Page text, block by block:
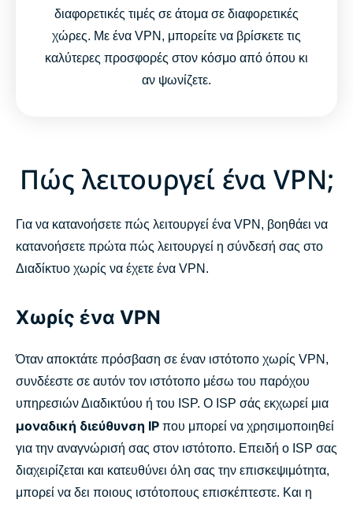
διαφορετικές τιμές σε άτομα σε διαφορετικές
χώρες. Με ένα VPN, μπορείτε να βρίσκετε τις
καλύτερες προσφορές στον κόσμο από όπου κι
αν ψωνίζετε.
Πώς λειτουργεί ένα VPN;
Για να κατανοήσετε πώς λειτουργεί ένα VPN, βοηθάει να
κατανοήσετε πρώτα πώς λειτουργεί η σύνδεσή σας στο
Διαδίκτυο χωρίς να έχετε ένα VPN.
Χωρίς ένα VPN
Όταν αποκτάτε πρόσβαση σε έναν ιστότοπο χωρίς VPN,
συνδέεστε σε αυτόν τον ιστότοπο μέσω του παρόχου
υπηρεσιών Διαδικτύου ή του ISP. Ο ISP σάς εκχωρεί μια
μοναδική διεύθυνση IP που μπορεί να χρησιμοποιηθεί
για την αναγνώρισή σας στον ιστότοπο. Επειδή ο ISP σας
διαχειρίζεται και κατευθύνει όλη σας την επισκεψιμότητα,
μπορεί να δει ποιους ιστότοπους επισκέπτεστε. Και η